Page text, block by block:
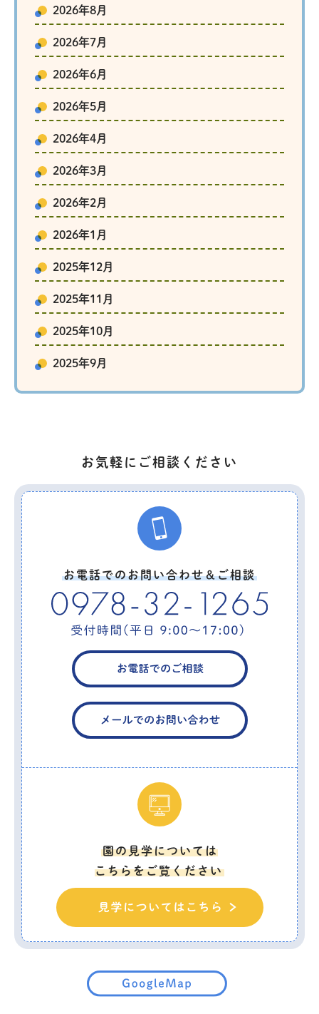
2026年8月
2026年7月
2026年6月
2026年5月
2026年4月
2026年3月
2026年2月
2026年1月
2025年12月
2025年11月
2025年10月
2025年9月
お気軽にご相談ください
お電話でのお問い合わせ＆ご相談
園の見学については
こちらをご覧ください